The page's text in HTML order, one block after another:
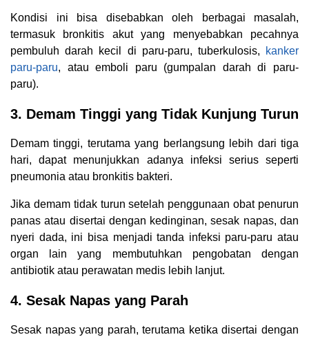
Kondisi ini bisa disebabkan oleh berbagai masalah,
termasuk bronkitis akut yang menyebabkan pecahnya
pembuluh darah kecil di paru-paru, tuberkulosis,
kanker
paru-paru, atau emboli paru (gumpalan darah di paru-
paru).
3. Demam Tinggi yang Tidak Kunjung Turun
Demam tinggi, terutama yang berlangsung lebih dari tiga
hari, dapat menunjukkan adanya infeksi serius seperti
pneumonia atau bronkitis bakteri.
Jika demam tidak turun setelah penggunaan obat penurun
panas atau disertai dengan kedinginan, sesak napas, dan
nyeri dada, ini bisa menjadi tanda infeksi paru-paru atau
organ lain yang membutuhkan pengobatan dengan
antibiotik atau perawatan medis lebih lanjut.
4. Sesak Napas yang Parah
Sesak napas yang parah, terutama ketika disertai dengan